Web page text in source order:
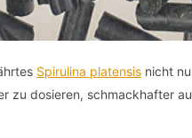
Spirulina platensis nicht
zu dosieren, schmackhafter